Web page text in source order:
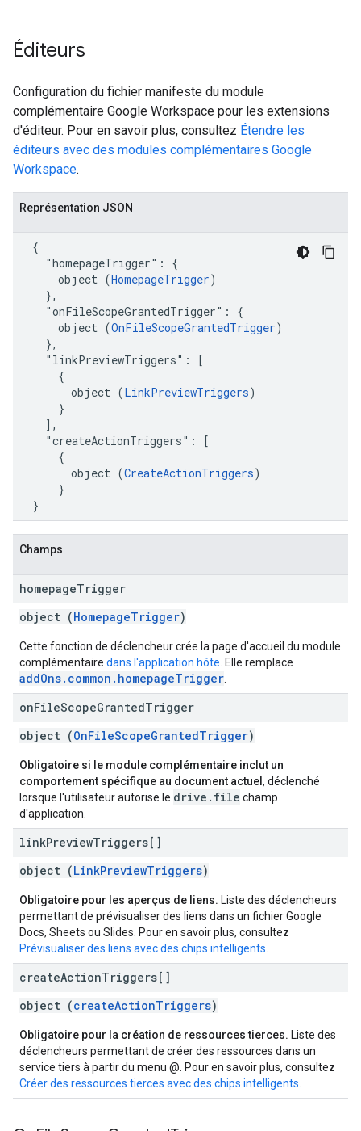
Éditeurs
Configuration du fichier manifeste du module
complémentaire Google Workspace pour les extensions
d'éditeur. Pour en savoir plus, consultez Étendre les
éditeurs avec des modules complémentaires Google
Workspace.
Représentation JSON
  {
    "homepageTrigger": {
      object (
HomepageTrigger)
    },
    "onFileScopeGrantedTrigger": {
      object (
OnFileScopeGrantedTrigger)
    },
    "linkPreviewTriggers": [
      {
        object (
LinkPreviewTriggers)
      }
    ],
    "createActionTriggers": [
      {
        object (
CreateActionTriggers)
      }
  }
Champs
homepageTrigger
object (HomepageTrigger)
Cette fonction de déclencheur crée la page d'accueil du module
complémentaire dans l'application hôte . Elle remplace
addOns.common.homepageTrigger
onFileScopeGrantedTrigger
object (OnFileScopeGrantedTrigger)
Obligatoire si le module complémentaire inclut un
comportement spécifique au document actuel , déclenché
lorsque l'utilisateur autorise le drive.file champ
d'application.
linkPreviewTriggers[]
object (LinkPreviewTriggers)
Obligatoire pour les aperçus de liens. Liste des déclencheurs
permettant de prévisualiser des liens dans un fichier Google
Docs, Sheets ou Slides. Pour en savoir plus, consultez
Prévisualiser des liens avec des chips intelligents
createActionTriggers[]
object (createActionTriggers)
Obligatoire pour la création de ressources tierces. Liste des
déclencheurs permettant de créer des ressources dans un
service tiers à partir du menu @. Pour en savoir plus, consultez
Créer des ressources tierces avec des chips intelligents